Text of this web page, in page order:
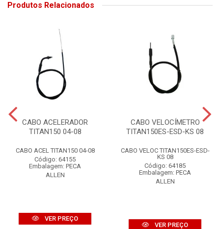
Produtos Relacionados
CABO ACELERADOR
TITAN150 04-08
CABO ACEL TITAN150 04-08
Código: 64155
Embalagem: PECA
ALLEN
VER PREÇO
CABO VELOCÍMETRO
TITAN150ES-ESD-KS 08
CABO VELOC TITAN150ES-ESD-
KS 08
Código: 64185
Embalagem: PECA
ALLEN
VER PREÇO